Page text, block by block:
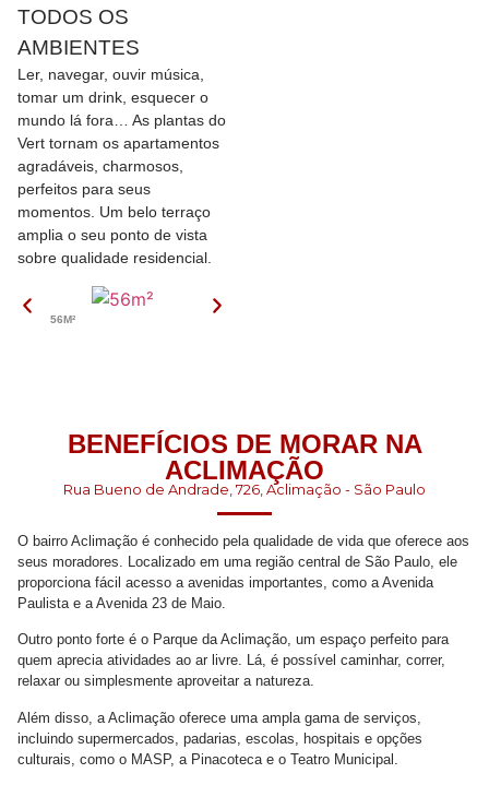
56M²
TODOS OS
AMBIENTES
Ler, navegar, ouvir música,
tomar um drink, esquecer o
mundo lá fora… As plantas do
Vert tornam os apartamentos
agradáveis, charmosos,
perfeitos para seus
momentos. Um belo terraço
amplia o seu ponto de vista
sobre qualidade residencial.
BENEFÍCIOS DE MORAR NA
ACLIMAÇÃO
Rua Bueno de Andrade, 726, Aclimação - São Paulo
O bairro Aclimação é conhecido pela qualidade de vida que oferece aos
seus moradores. Localizado em uma região central de São Paulo, ele
proporciona fácil acesso a avenidas importantes, como a Avenida
Paulista e a Avenida 23 de Maio.
Outro ponto forte é o Parque da Aclimação, um espaço perfeito para
quem aprecia atividades ao ar livre. Lá, é possível caminhar, correr,
relaxar ou simplesmente aproveitar a natureza.
Além disso, a Aclimação oferece uma ampla gama de serviços,
incluindo supermercados, padarias, escolas, hospitais e opções
culturais, como o MASP, a Pinacoteca e o Teatro Municipal.